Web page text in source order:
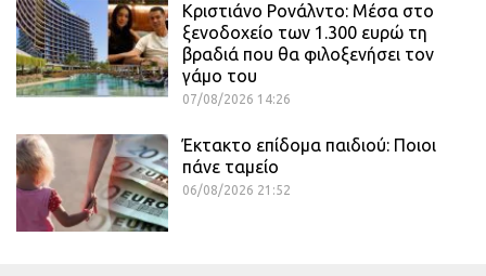
Κριστιάνο Ρονάλντο: Μέσα στο
ξενοδοχείο των 1.300 ευρώ τη
βραδιά που θα φιλοξενήσει τον
γάμο του
07/08/2026 14:26
Έκτακτο επίδομα παιδιού: Ποιοι
πάνε ταμείο
06/08/2026 21:52